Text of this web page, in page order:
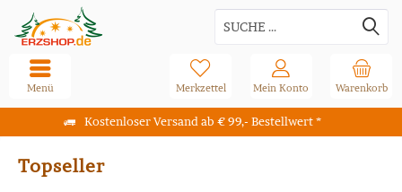
Kostenloser Versand ab € 99,- Bestellwert *
Warenkorb
Merkzettel Mein Konto
Menü
Topseller